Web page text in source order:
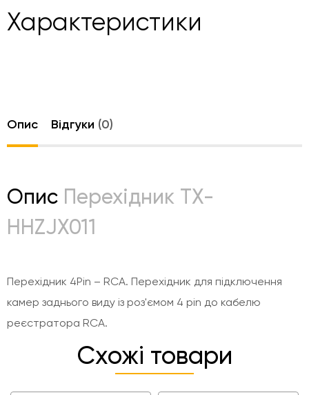
Характеристики
Опис Відгуки (0)
Опис Перехідник TX-
HHZJX011
Перехідник 4Pin – RCA. Перехідник для підключення
камер заднього виду із роз'ємом 4 pin до кабелю
реєстратора RCA.
Схожі товари